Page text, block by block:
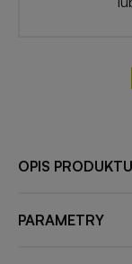
OPIS PRODUKTU
PARAMETRY